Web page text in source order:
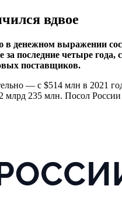
вдвое
в денежном выражении
последние четыре
поставщиков.
— с $514 млн в 2021
млрд 235 млн. Посол